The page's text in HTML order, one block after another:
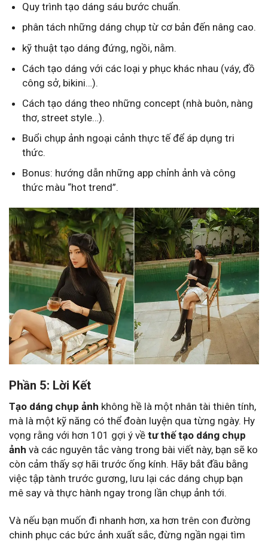
Quy trình tạo dáng sáu bước chuẩn.
phân tách những dáng chụp từ cơ bản đến nâng cao.
kỹ thuật tạo dáng đứng, ngồi, nằm.
Cách tạo dáng với các loại y phục khác nhau (váy, đồ
công sở, bikini…).
Cách tạo dáng theo những concept (nhà buôn, nàng
thơ, street style…).
Buổi chụp ảnh ngoại cảnh thực tế để áp dụng tri
thức.
Bonus: hướng dẫn những app chỉnh ảnh và công
thức màu “hot trend”.
Phần 5: Lời Kết
Tạo dáng chụp ảnh không hề là một nhân tài thiên tính,
mà là một kỹ năng có thể đoàn luyện qua từng ngày. Hy
vọng rằng với hơn 101 gợi ý về tư thế tạo dáng chụp
ảnh và các nguyên tắc vàng trong bài viết này, bạn sẽ ko
còn cảm thấy sợ hãi trước ống kính. Hãy bắt đầu bằng
việc tập tành trước gương, lưu lại các dáng chụp bạn
mê say và thực hành ngay trong lần chụp ảnh tới.
Và nếu bạn muốn đi nhanh hơn, xa hơn trên con đường
chinh phục các bức ảnh xuất sắc, đừng ngần ngại tìm